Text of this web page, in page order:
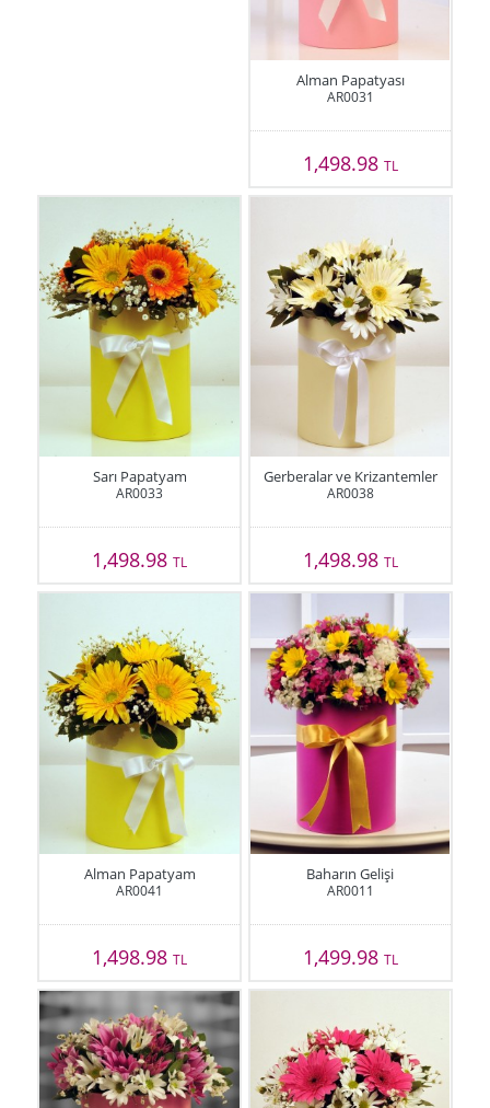
Alman Papatyası
AR0031
1,498.98 TL
Sarı Papatyam
AR0033
1,498.98TL
Gerberalar ve Krizantemler
AR0038
1,498.98 TL
Alman Papatyam
AR0041
1,498.98TL
Baharın Gelişi
AR0011
1,499.98 TL